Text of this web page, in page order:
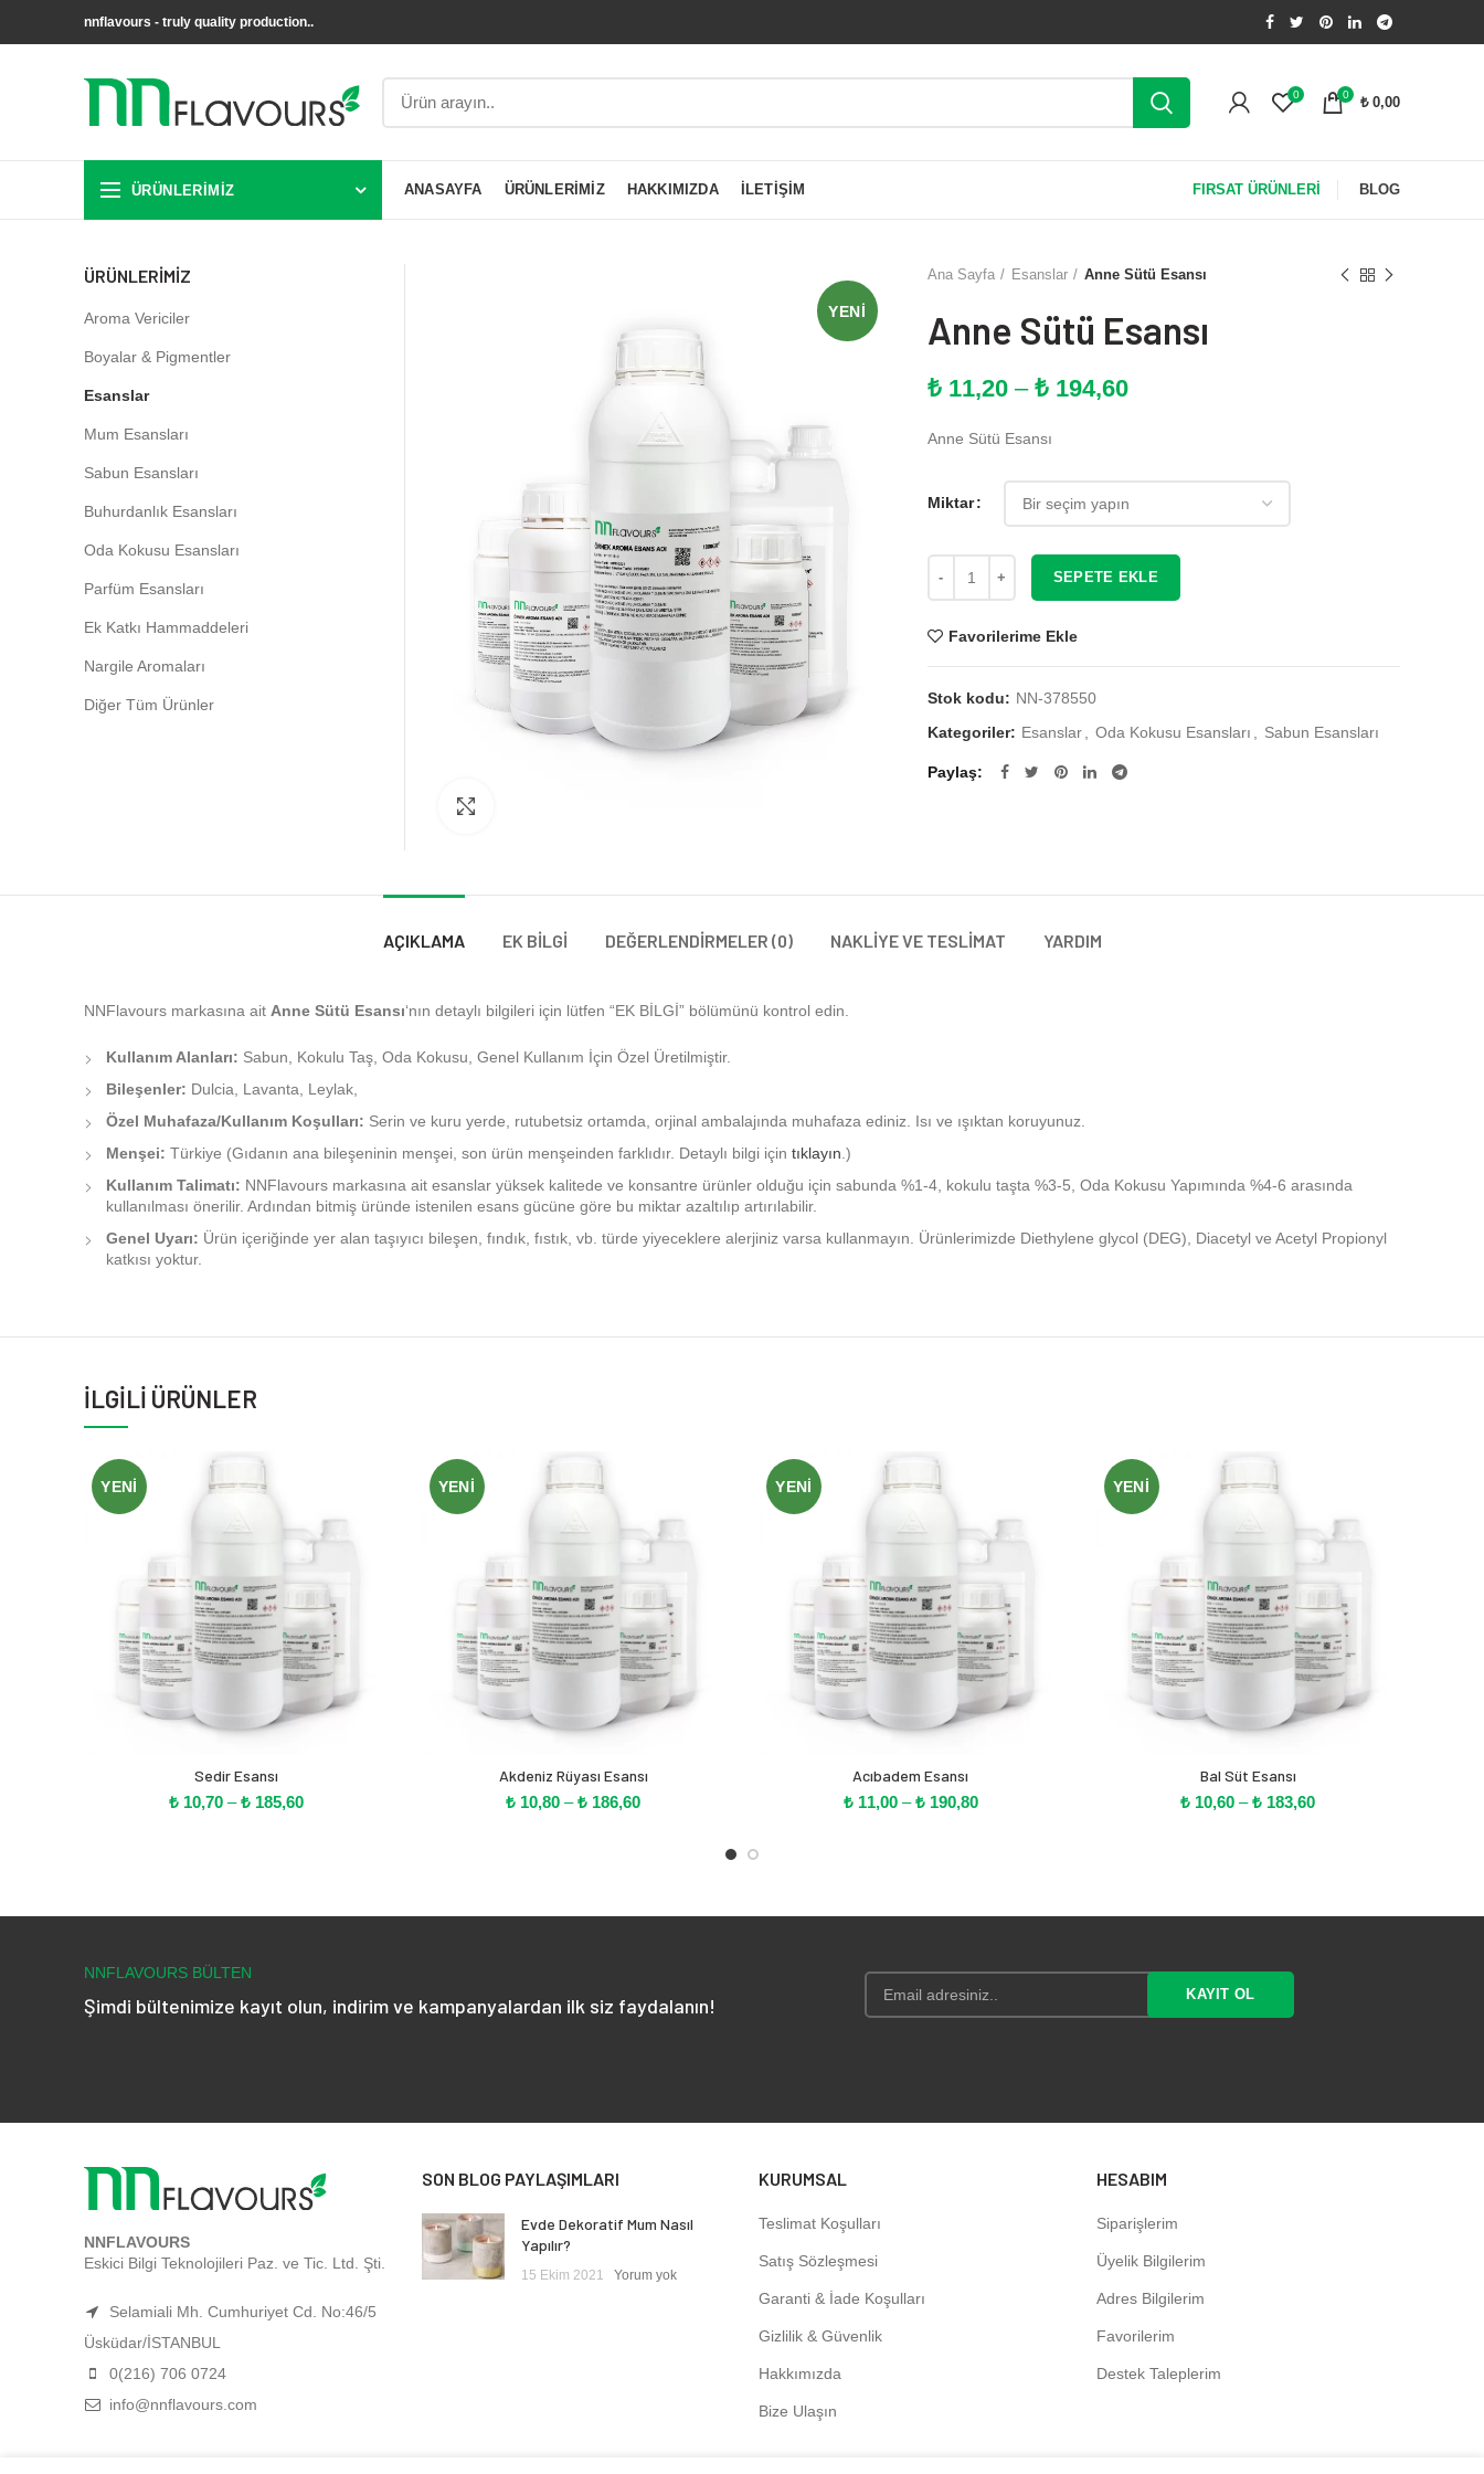
nnflavours - truly quality production..
0 0 ₺0,00
ÜRÜNLERIMIZ ANASAYFA ÜRÜNLERIMIZ HAKKIMIZDA İLETIŞIM FIRSAT ÜRÜNLERİ BLOG
YENI
Ana Sayfa Esanslar Anne Sütü Esansı
Anne Sütü Esansı
₺11,20 – ₺194,60Fiyat
-
₺ 194,60
Anne Sütü Esansı
Miktar
SEPETE EKLE
Favorilerime Ekle
Stok kodu: NN-378550
Kategoriler: Esanslar Oda Kokusu Esansları Sabun Esansları
Paylaş
ÜRÜNLERIMIZ
Aroma Vericiler
Boyalar & Pigmentler
Esanslar
Mum Esansları
Sabun Esansları
Buhurdanlık Esansları
Oda Kokusu Esansları
Parfüm Esansları
Ek Katkı Hammaddeleri
Nargile Aromaları
Diğer Tüm Ürünler
AÇIKLAMA EK BILGI DEĞERLENDIRMELER (0) NAKLIYE VE TESLIMAT YARDIM
NNFlavours markasına ait Anne Sütü Esansı‘nın detaylı bilgileri için lütfen “EK BİLGİ” bölümünü kontrol edin.
Kullanım Alanları: Sabun, Kokulu Taş, Oda Kokusu, Genel Kullanım İçin Özel Üretilmiştir.
Bileşenler: Dulcia, Lavanta, Leylak,
Özel Muhafaza/Kullanım Koşulları: Serin ve kuru yerde, rutubetsiz ortamda, orjinal ambalajında muhafaza ediniz. Isı ve ışıktan koruyunuz.
Menşei: Türkiye (Gıdanın ana bileşeninin menşei, son ürün menşeinden farklıdır. Detaylı bilgi için tıklayın .)
Kullanım Talimatı: NNFlavours markasına ait esanslar yüksek kalitede ve konsantre ürünler olduğu için sabunda %1-4, kokulu taşta %3-5, Oda Kokusu Yapımında %4-6 arasında
kullanılması önerilir. Ardından bitmiş üründe istenilen esans gücüne göre bu miktar azaltılıp artırılabilir.
Genel Uyarı: Ürün içeriğinde yer alan taşıyıcı bileşen, fındık, fıstık, vb. türde yiyeceklere alerjiniz varsa kullanmayın. Ürünlerimizde Diethylene glycol (DEG), Diacetyl ve Acetyl Propionyl
katkısı yoktur.
İLGILI ÜRÜNLER
YENI
Sedir Esansı
₺10,70 –₺185,60Fiyat
YENI
Akdeniz Rüyası Esansı
₺ 10,80 –₺ 186,60Fiyat
YENI
Acıbadem Esansı
₺11,00 –₺190,80Fiyat
YENI
Bal Süt Esansı
₺ 10,60 –₺ 183,60Fiyat
NNFLAVOURS BÜLTEN
Şimdi bültenimize kayıt olun, indirim ve kampanyalardan ilk siz faydalanın!
NNFLAVOURS
Eskici Bilgi Teknolojileri Paz. ve Tic. Ltd. Şti.
Selamiali Mh. Cumhuriyet Cd. No:46/5
Üsküdar/İSTANBUL
0(216) 706 0724
info@nnflavours.com
SON BLOG PAYLAŞIMLARI
Evde Dekoratif Mum Nasıl
Yapılır?
15 Ekim 2021 Yorum yok
KURUMSAL
Teslimat Koşulları
Satış Sözleşmesi
Garanti & İade Koşulları
Gizlilik & Güvenlik
Hakkımızda
Bize Ulaşın
HESABIM
Siparişlerim
Üyelik Bilgilerim
Adres Bilgilerim
Favorilerim
Destek Taleplerim